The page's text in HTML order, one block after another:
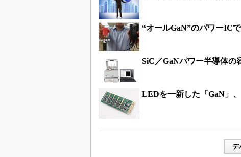
“オールGaN”のパワーIC
SiC／GaNパワー半導体の
LEDを一新した「GaN」
デ